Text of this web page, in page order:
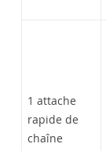
1 attache
rapide de
chaîne